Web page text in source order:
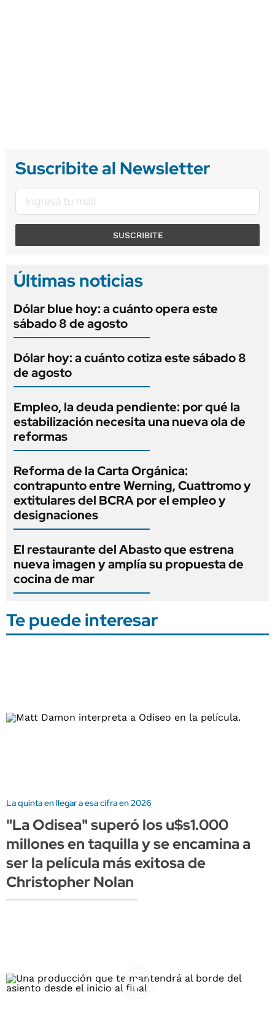
Suscribite al Newsletter
SUSCRIBITE
Últimas noticias
Dólar blue hoy: a cuánto opera este
sábado 8 de agosto
Dólar hoy: a cuánto cotiza este sábado 8
de agosto
Empleo, la deuda pendiente: por qué la
estabilización necesita una nueva ola de
reformas
Reforma de la Carta Orgánica:
contrapunto entre Werning, Cuattromo y
extitulares del BCRA por el empleo y
designaciones
El restaurante del Abasto que estrena
nueva imagen y amplía su propuesta de
cocina de mar
Te puede interesar
La quinta en llegar a esa cifra en 2026
"La Odisea" superó los u$s1.000
millones en taquilla y se encamina a
ser la película más exitosa de
Christopher Nolan